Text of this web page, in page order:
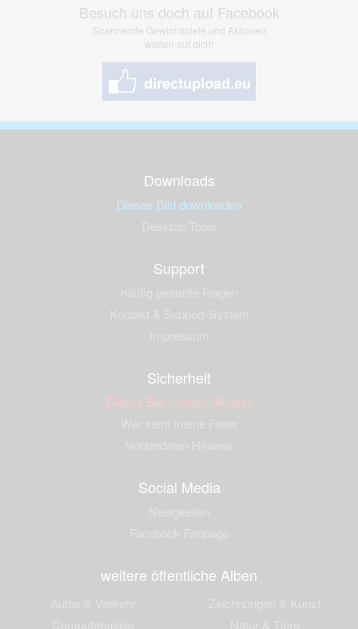
Besuch uns doch auf Facebook
Spannende Gewinnspiele und Aktionen
warten auf dich!
Downloads
Dieses Bild downloaden
Support
Sicherheit
Dieses Bild melden (Abuse)
Social Media
weitere öffentliche Alben